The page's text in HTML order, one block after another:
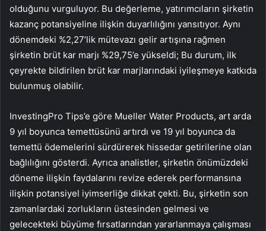
olduğunu vurguluyor. Bu değerleme, yatırımcıların şirketin
kazanç potansiyeline ilişkin duyarlılığını yansıtıyor. Aynı
dönemdeki %2,27’lik mütevazı gelir artışına rağmen
şirketin brüt kar marjı %29,75’e yükseldi; Bu durum, ilk
çeyrekte bildirilen brüt kar marjlarındaki iyileşmeye katkıda
bulunmuş olabilir.
InvestingPro Tips’e göre Mueller Water Products, art arda
9 yıl boyunca temettüsünü artırdı ve 19 yıl boyunca da
temettü ödemelerini sürdürerek hissedar getirilerine olan
bağlılığını gösterdi. Ayrıca analistler, şirketin önümüzdeki
döneme ilişkin faydalarını revize ederek performansına
ilişkin potansiyel iyimserliğe dikkat çekti. Bu, şirketin son
zamanlardaki zorlukların üstesinden gelmesi ve
gelecekteki büyüme fırsatlarından yararlanmaya çalışması